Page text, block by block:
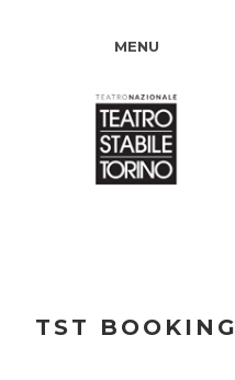
MENU
TST BOOKING